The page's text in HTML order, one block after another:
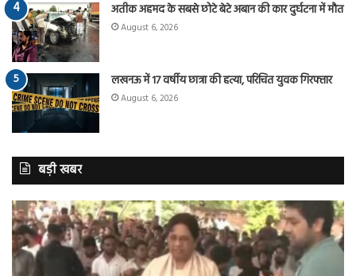
अतीक अहमद के सबसे छोटे बेटे अबान की कार दुर्घटना में मौत
August 6, 2026
लखनऊ में 17 वर्षीय छात्रा की हत्या, परिचित युवक गिरफ्तार
August 6, 2026
बड़ी खबर